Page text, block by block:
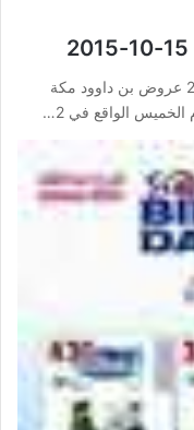
عروض بن داوود مكة الاسبوعية 15-10-2015 عروض بن داوود مكة